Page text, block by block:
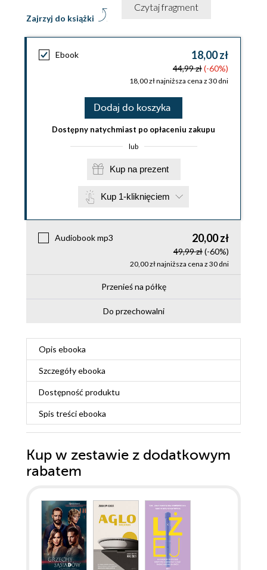
Zajrzyj do książki
Czytaj fragment
Ebook 18,00 zł
44,99 zł(-60%)
18,00 zł najniższa cena z 30 dni
Dodaj do koszyka
Dostępny natychmiast po opłaceniu zakupu
lub
Kup na prezent
Kup 1-kliknięciem
Audiobook mp3 20,00 zł
49,99 zł(-60%)
20,00 zł najniższa cena z 30 dni
Przenieś na półkę
Do przechowalni
Opis ebooka
Szczegółyebooka
Dostępność produktu
Spis treściebooka
Kup w zestawie z dodatkowym
rabatem